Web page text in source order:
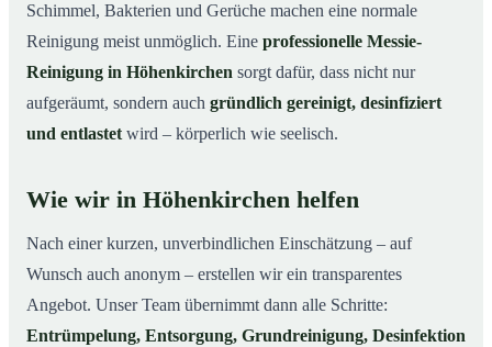
Schimmel, Bakterien und Gerüche machen eine normale
Reinigung meist unmöglich. Eine professionelle Messie-
Reinigung in Höhenkirchen sorgt dafür, dass nicht nur
aufgeräumt, sondern auch gründlich gereinigt, desinfiziert
und entlastet wird – körperlich wie seelisch.
Wie wir in Höhenkirchen helfen
Nach einer kurzen, unverbindlichen Einschätzung – auf
Wunsch auch anonym – erstellen wir ein transparentes
Angebot. Unser Team übernimmt dann alle Schritte:
Entrümpelung, Entsorgung, Grundreinigung, Desinfektion